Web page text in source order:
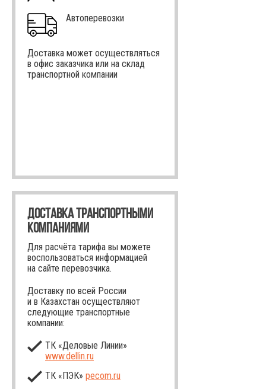
Автоперевозки
Доставка может осуществляться
в офис заказчика или на склад
транспортной компании
ДОСТАВКА ТРАНСПОРТНЫМИ
КОМПАНИЯМИ
Для расчёта тарифа вы можете
воспользоваться информацией
на сайте перевозчика.
Доставку по всей России
и в Казахстан осуществляют
следующие транспортные
компании:
ТК «Деловые Линии»
www.dellin.ru
ТК «ПЭК» pecom.ru